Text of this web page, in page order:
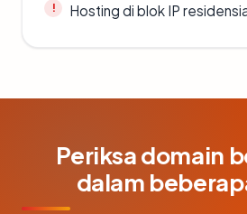
Hosting di blok IP
Periksa domain
dalam